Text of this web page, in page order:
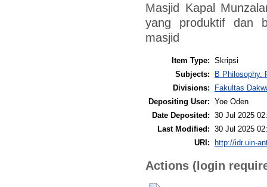
Masjid Kapal
yang produktif dan
masjid
Item Type: Skripsi
Subjects:
B Philosophy.
Divisions:
Fakultas
Depositing User: Yoe Oden
Date Deposited: 30 Jul 2025
Last Modified: 30 Jul 2025
URI: http://idr.uin-
Actions (login